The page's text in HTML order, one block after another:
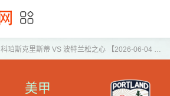
科珀斯克里斯蒂 VS 波特兰松之心 【2026-06-04 08:30:00】
美甲